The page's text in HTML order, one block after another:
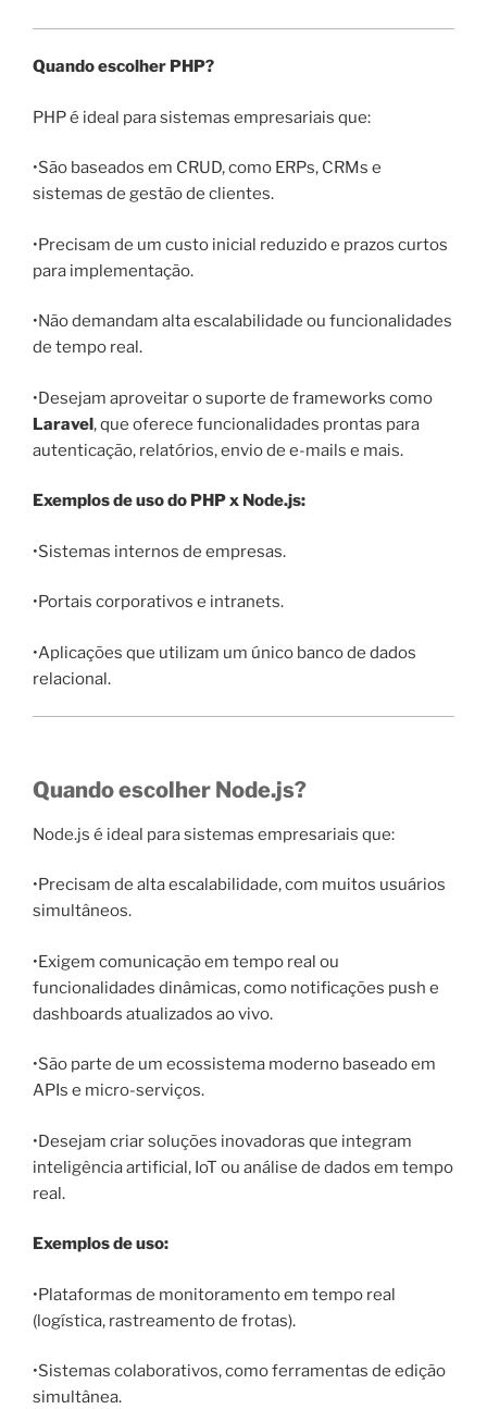
Quando escolher PHP?
PHP é ideal para sistemas empresariais que:
•São baseados em CRUD, como ERPs, CRMs e
sistemas de gestão de clientes.
•Precisam de um custo inicial reduzido e prazos curtos
para implementação.
•Não demandam alta escalabilidade ou funcionalidades
de tempo real.
•Desejam aproveitar o suporte de frameworks como
Laravel, que oferece funcionalidades prontas para
autenticação, relatórios, envio de e-mails e mais.
Exemplos de uso do PHP x Node.js:
•Sistemas internos de empresas.
•Portais corporativos e intranets.
•Aplicações que utilizam um único banco de dados
relacional.
Quando escolher Node.js?
Node.js é ideal para sistemas empresariais que:
•Precisam de alta escalabilidade, com muitos usuários
simultâneos.
•Exigem comunicação em tempo real ou
funcionalidades dinâmicas, como notificações push e
dashboards atualizados ao vivo.
•São parte de um ecossistema moderno baseado em
APIs e micro-serviços.
•Desejam criar soluções inovadoras que integram
inteligência artificial, IoT ou análise de dados em tempo
real.
Exemplos de uso:
•Plataformas de monitoramento em tempo real
(logística, rastreamento de frotas).
•Sistemas colaborativos, como ferramentas de edição
simultânea.